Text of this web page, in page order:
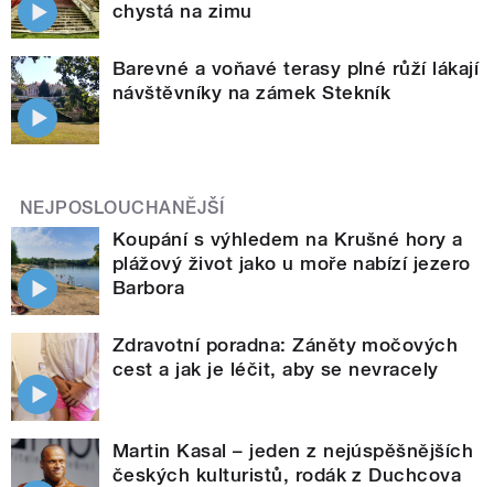
chystá na zimu
Barevné a voňavé terasy plné růží lákají
návštěvníky na zámek Stekník
NEJPOSLOUCHANĚJŠÍ
Koupání s výhledem na Krušné hory a
plážový život jako u moře nabízí jezero
Barbora
Zdravotní poradna: Záněty močových
cest a jak je léčit, aby se nevracely
Martin Kasal – jeden z nejúspěšnějších
českých kulturistů, rodák z Duchcova